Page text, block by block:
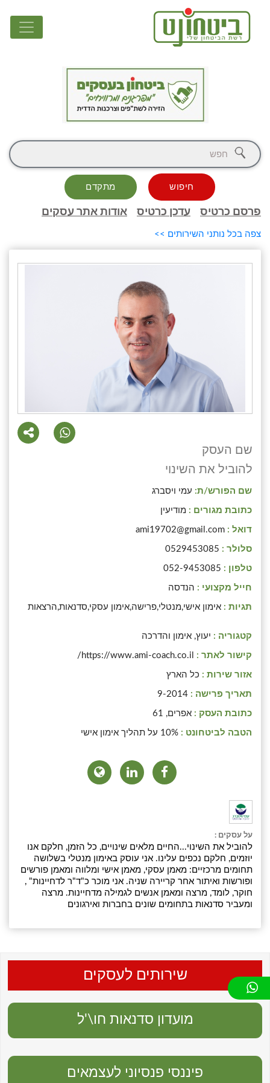
חיפוש מתקדם
פרסם כרטיס עדכן כרטיס אודות אתר עסקים
צפה בכל נותני השירותים >>
שם העסק
להוביל את השינוי
שם הפורש/ת:
כתובת מגורים : מודיעין
דואל : ami19702@gmail.com
סלולר : 0529453085
טלפון : 052-9453085
חייל מקצועי : הנדסה
תגיות : אימון אישי,מנטלי,פרישה,אימון עסקי,סדנאות,הרצאות
קטגוריה : יעוץ, אימון והדרכה
קישור לאתר : https://www.ami-coach.co.il/
אזור שירות : כל הארץ
תאריך פרישה : 9-2014
כתובת העסק : אפרים, 61
הטבה לביטחונט : 10% על תהליך אימון אישי
על עסקים :
להוביל את השינוי...החיים מלאים שינויים, כל הזמן, חלקם אנו
יוזמים, חלקם נכפים עלינו. אני עוסק באימון מנטלי בשלושה
תחומים מרכזיים: מאמן עסקי, מאמן אישי ומלווה ומאמן פורשים
ופורשות ואיתור אחר קריירה שניה. אני מוכר כ"ד"ר לדחיינות" ,
חוקר, לומד, מרצה ומאמן אנשים לגמילה מדחיינות. מרצה
ומעביר סדנאות בתחומים שונים בחברות ואירגונים
שירותים לעסקים
מועדון סדנאות חו\'ל
פיננסי פנסיוני לעצמאים